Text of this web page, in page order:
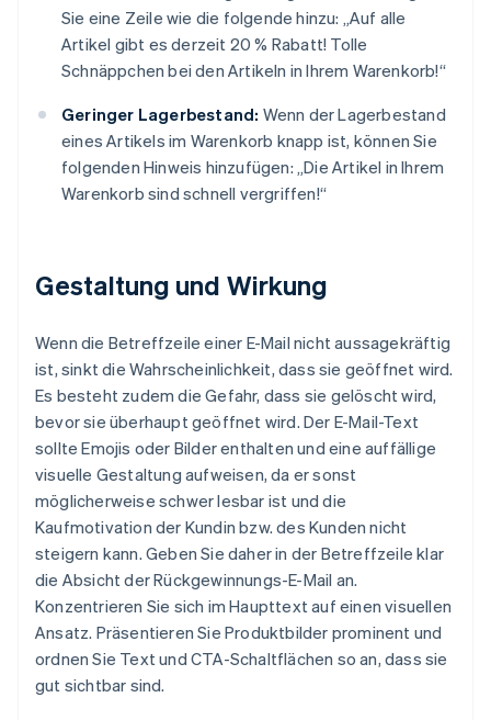
Sie eine Zeile wie die folgende hinzu: „Auf alle
Artikel gibt es derzeit 20 % Rabatt! Tolle
Schnäppchen bei den Artikeln in Ihrem Warenkorb!“
Geringer Lagerbestand: Wenn der Lagerbestand
eines Artikels im Warenkorb knapp ist, können Sie
folgenden Hinweis hinzufügen: „Die Artikel in Ihrem
Warenkorb sind schnell vergriffen!“
Gestaltung und Wirkung
Wenn die Betreffzeile einer E-Mail nicht aussagekräftig
ist, sinkt die Wahrscheinlichkeit, dass sie geöffnet wird.
Es besteht zudem die Gefahr, dass sie gelöscht wird,
bevor sie überhaupt geöffnet wird. Der E-Mail-Text
sollte Emojis oder Bilder enthalten und eine auffällige
visuelle Gestaltung aufweisen, da er sonst
möglicherweise schwer lesbar ist und die
Kaufmotivation der Kundin bzw. des Kunden nicht
steigern kann. Geben Sie daher in der Betreffzeile klar
die Absicht der Rückgewinnungs-E-Mail an.
Konzentrieren Sie sich im Haupttext auf einen visuellen
Ansatz. Präsentieren Sie Produktbilder prominent und
ordnen Sie Text und CTA-Schaltflächen so an, dass sie
gut sichtbar sind.